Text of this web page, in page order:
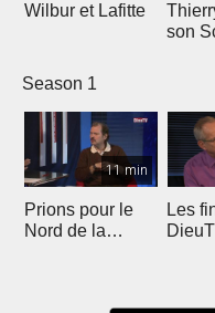
Wilbur et Lafitte
son
Season 1
11 min
Prions pour le
Nord de la
Les